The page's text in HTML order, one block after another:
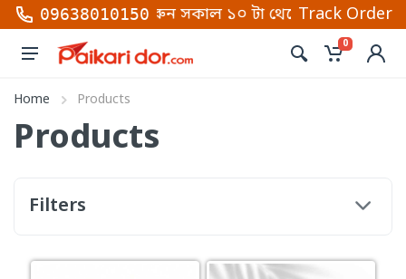
09638010150
গুলোতে কল করুন সকাল ১০ টা থেকে রাত ১০টা
Track Order
0
Home Products
Products
Filters